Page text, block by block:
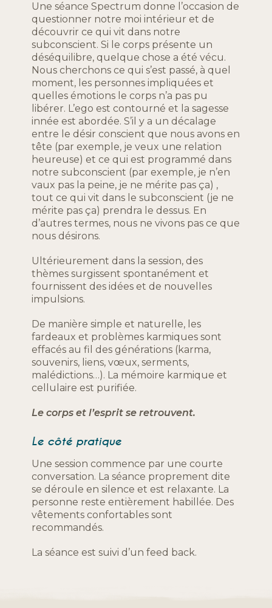
Une séance Spectrum donne l’occasion de
questionner notre moi intérieur et de
découvrir ce qui vit dans notre
subconscient. Si le corps présente un
déséquilibre, quelque chose a été vécu.
Nous cherchons ce qui s’est passé, à quel
moment, les personnes impliquées et
quelles émotions le corps n’a pas pu
libérer. L’ego est contourné et la sagesse
innée est abordée. S’il y a un décalage
entre le désir conscient que nous avons en
tête (par exemple, je veux une relation
heureuse) et ce qui est programmé dans
notre subconscient (par exemple, je n’en
vaux pas la peine, je ne mérite pas ça) ,
tout ce qui vit dans le subconscient (je ne
mérite pas ça) prendra le dessus. En
d’autres termes, nous ne vivons pas ce que
nous désirons.
Ultérieurement dans la session, des
thèmes surgissent spontanément et
fournissent des idées et de nouvelles
impulsions.
De manière simple et naturelle, les
fardeaux et problèmes karmiques sont
effacés au fil des générations (karma,
souvenirs, liens, vœux, serments,
malédictions…). La mémoire karmique et
cellulaire est purifiée.
Le corps et l’esprit se retrouvent.
Le côté pratique
Une session commence par une courte
conversation. La séance proprement dite
se déroule en silence et est relaxante. La
personne reste entièrement habillée. Des
vêtements confortables sont
recommandés.
La séance est suivi d’un feed back.